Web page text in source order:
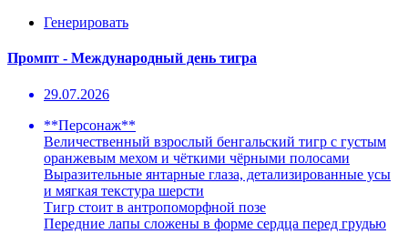
Генерировать
Промпт - Международный день тигра
29.07.2026
**Персонаж**
Величественный взрослый бенгальский тигр с густым
оранжевым мехом и чёткими чёрными полосами
Выразительные янтарные глаза, детализированные усы
и мягкая текстура шерсти
Тигр стоит в антропоморфной позе
Передние лапы сложены в форме сердца перед грудью